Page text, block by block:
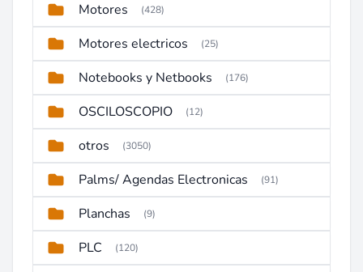
Motores (428)
Motores electricos (25)
Notebooks y Netbooks (176)
OSCILOSCOPIO (12)
otros (3050)
Palms/ Agendas Electronicas (91)
Planchas (9)
PLC (120)